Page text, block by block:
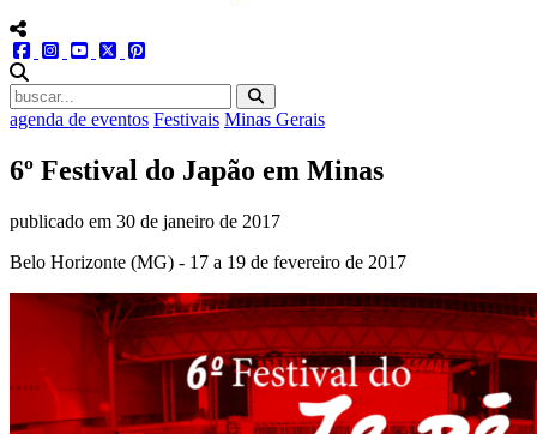
menu redes social
facebookinstagram
youtube
twitter
agenda de eventos Festivais Minas Gerais
6º Festival do Japão em Minas
publicado em 30 de janeiro de 2017
Belo Horizonte (MG) - 17 a 19 de fevereiro de 2017